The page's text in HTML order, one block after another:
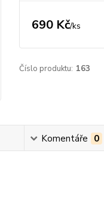
690 Kč/ks
Číslo produktu: 163
Komentáře 0